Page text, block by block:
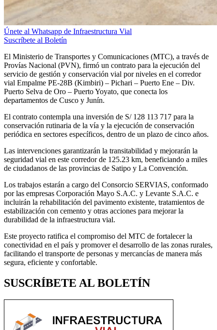
Únete al Whatsapp de Infraestructura Vial
Suscríbete al Boletín
El Ministerio de Transportes y Comunicaciones (MTC), a través de
Provías Nacional (PVN), firmó un contrato para la ejecución del
servicio de gestión y conservación vial por niveles en el corredor
vial Empalme PE-28B (Kimbiri) – Pichari – Puerto Ene – Div.
Puerto Selva de Oro – Puerto Yoyato, que conecta los
departamentos de Cusco y Junín.
El contrato contempla una inversión de S/ 128 113 717 para la
conservación rutinaria de la vía y la ejecución de conservación
periódica en sectores específicos, dentro de un plazo de cinco años.
Las intervenciones garantizarán la transitabilidad y mejorarán la
seguridad vial en este corredor de 125.23 km, beneficiando a miles
de ciudadanos de las provincias de Satipo y La Convención.
Los trabajos estarán a cargo del Consorcio SERVIAS, conformado
por las empresas Corporación Mayo S.A.C. y Levante S.A.C. e
incluirán la rehabilitación del pavimento existente, tratamientos de
estabilización con cemento y otras acciones para mejorar la
durabilidad de la infraestructura vial.
Este proyecto ratifica el compromiso del MTC de fortalecer la
conectividad en el país y promover el desarrollo de las zonas rurales,
facilitando el transporte de personas y mercancías de manera más
segura, eficiente y confortable.
SUSCRÍBETE AL BOLETÍN